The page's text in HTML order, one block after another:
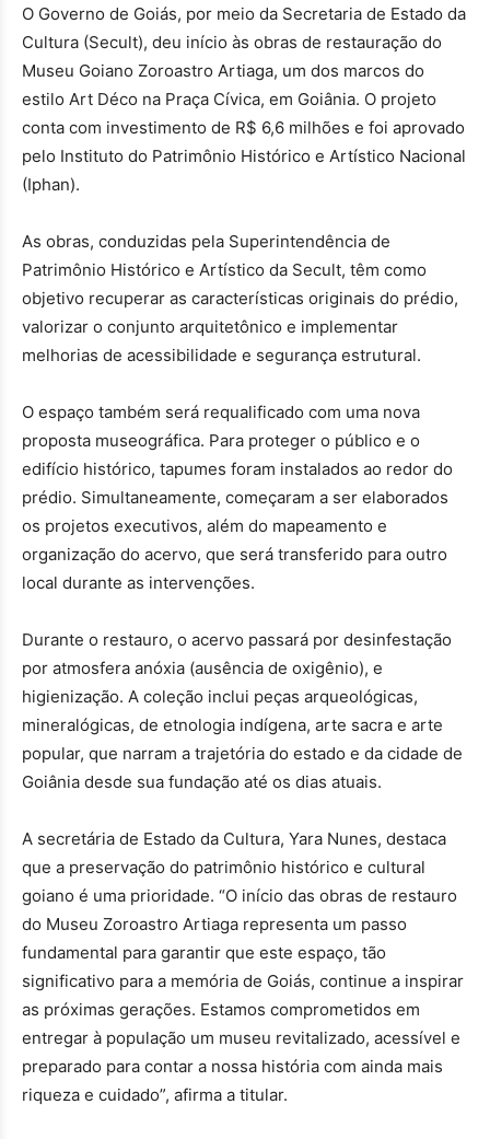
O Governo de Goiás, por meio da Secretaria de Estado da
Cultura (Secult), deu início às obras de restauração do
Museu Goiano Zoroastro Artiaga, um dos marcos do
estilo Art Déco na Praça Cívica, em Goiânia. O projeto
conta com investimento de R$ 6,6 milhões e foi aprovado
pelo Instituto do Patrimônio Histórico e Artístico Nacional
(Iphan).
As obras, conduzidas pela Superintendência de
Patrimônio Histórico e Artístico da Secult, têm como
objetivo recuperar as características originais do prédio,
valorizar o conjunto arquitetônico e implementar
melhorias de acessibilidade e segurança estrutural.
O espaço também será requalificado com uma nova
proposta museográfica. Para proteger o público e o
edifício histórico, tapumes foram instalados ao redor do
prédio. Simultaneamente, começaram a ser elaborados
os projetos executivos, além do mapeamento e
organização do acervo, que será transferido para outro
local durante as intervenções.
Durante o restauro, o acervo passará por desinfestação
por atmosfera anóxia (ausência de oxigênio), e
higienização. A coleção inclui peças arqueológicas,
mineralógicas, de etnologia indígena, arte sacra e arte
popular, que narram a trajetória do estado e da cidade de
Goiânia desde sua fundação até os dias atuais.
A secretária de Estado da Cultura, Yara Nunes, destaca
que a preservação do patrimônio histórico e cultural
goiano é uma prioridade. “O início das obras de restauro
do Museu Zoroastro Artiaga representa um passo
fundamental para garantir que este espaço, tão
significativo para a memória de Goiás, continue a inspirar
as próximas gerações. Estamos comprometidos em
entregar à população um museu revitalizado, acessível e
preparado para contar a nossa história com ainda mais
riqueza e cuidado”, afirma a titular.